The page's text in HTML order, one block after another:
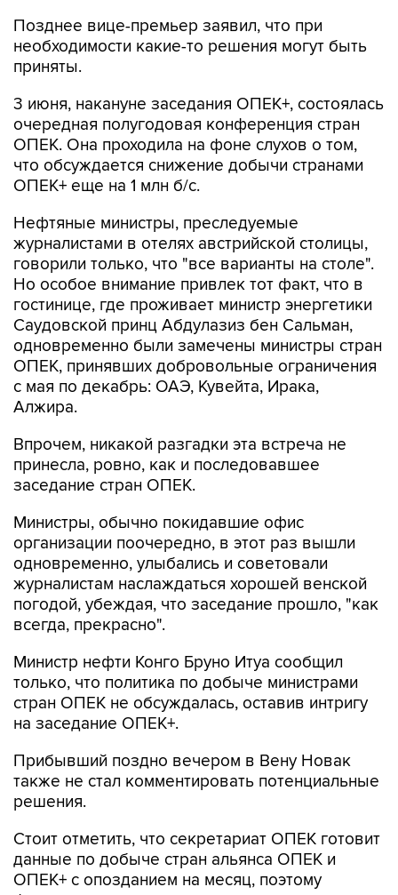
Позднее вице-премьер заявил, что при
необходимости какие-то решения могут быть
приняты.
3 июня, накануне заседания ОПЕК+, состоялась
очередная полугодовая конференция стран
ОПЕК. Она проходила на фоне слухов о том,
что обсуждается снижение добычи странами
ОПЕК+ еще на 1 млн б/с.
Нефтяные министры, преследуемые
журналистами в отелях австрийской столицы,
говорили только, что "все варианты на столе".
Но особое внимание привлек тот факт, что в
гостинице, где проживает министр энергетики
Саудовской принц Абдулазиз бен Сальман,
одновременно были замечены министры стран
ОПЕК, принявших добровольные ограничения
с мая по декабрь: ОАЭ, Кувейта, Ирака,
Алжира.
Впрочем, никакой разгадки эта встреча не
принесла, ровно, как и последовавшее
заседание стран ОПЕК.
Министры, обычно покидавшие офис
организации поочередно, в этот раз вышли
одновременно, улыбались и советовали
журналистам наслаждаться хорошей венской
погодой, убеждая, что заседание прошло, "как
всегда, прекрасно".
Министр нефти Конго Бруно Итуа сообщил
только, что политика по добыче министрами
стран ОПЕК не обсуждалась, оставив интригу
на заседание ОПЕК+.
Прибывший поздно вечером в Вену Новак
также не стал комментировать потенциальные
решения.
Стоит отметить, что секретариат ОПЕК готовит
данные по добыче стран альянса ОПЕК и
ОПЕК+ с опозданием на месяц, поэтому